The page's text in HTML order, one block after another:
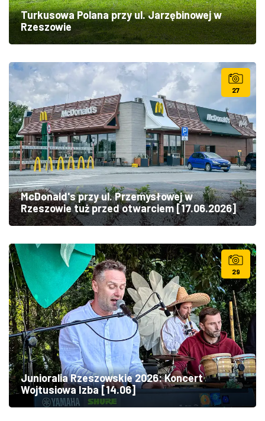
Turkusowa Polana przy ul. Jarzębinowej w
Rzeszowie
27
McDonald's przy ul. Przemysłowej w
Rzeszowie tuż przed otwarciem [17.06.2026]
29
Junioralia Rzeszowskie 2026: Koncert
Wojtusiowa Izba [14.06]